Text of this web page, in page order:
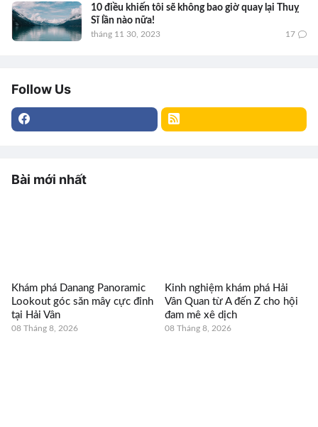
10 điều khiến tôi sẽ không bao giờ quay lại Thuỵ
Sĩ lần nào nữa!
tháng 11 30, 2023 17
Follow Us
Bài mới nhất
Khám phá Danang Panoramic
Lookout góc săn mây cực đỉnh
tại Hải Vân
08 Tháng 8, 2026
Kinh nghiệm khám phá Hải
Vân Quan từ A đến Z cho hội
đam mê xê dịch
08 Tháng 8, 2026